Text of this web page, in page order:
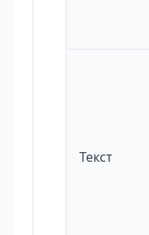
Текст